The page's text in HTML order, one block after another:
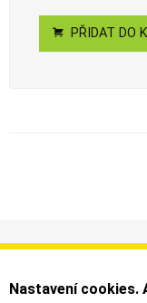
PŘIDAT DO
Informace
Obchodní podmínky
Nastavení cookies.